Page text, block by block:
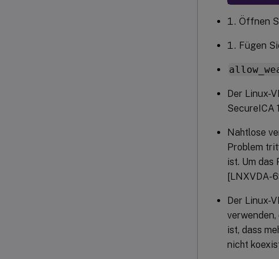
Öffnen
Fügen
Der Linux-
SecureICA
Nahtlose
Problem
ist. Um das
[LNXVDA-
Der Linux-
verwenden,
ist, dass
nicht